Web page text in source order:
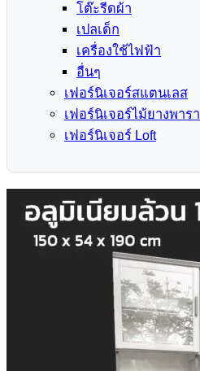
โต๊ะรีดผ้า
เปลเด็ก
เครื่องใช้ไฟฟ้า
อื่นๆ
เฟอร์นิเจอร์สแตนเลส
เฟอร์นิเจอร์ไม้ยางพารา
เฟอร์นิเจอร์ Loft